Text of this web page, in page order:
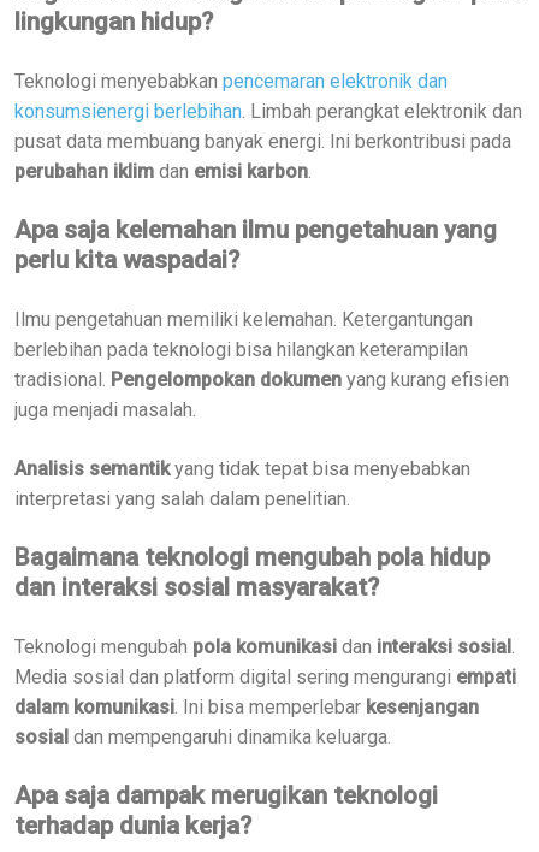
lingkungan hidup?
Teknologi menyebabkan pencemaran elektronik dan
konsumsienergi berlebihan . Limbah perangkat elektronik dan
pusat data membuang banyak energi. Ini berkontribusi pada
perubahan iklim dan emisi karbon
Apa saja kelemahan ilmu pengetahuan yang
perlu kita waspadai?
Ilmu pengetahuan memiliki kelemahan. Ketergantungan
berlebihan pada teknologi bisa hilangkan keterampilan
tradisional. Pengelompokan dokumen yang kurang efisien
juga menjadi masalah.
Analisis semantikyang tidak tepat bisa menyebabkan
interpretasi yang salah dalam penelitian.
Bagaimana teknologi mengubah pola hidup
dan interaksi sosial masyarakat?
Teknologi mengubah pola komunikasi dan interaksi sosial
Media sosial dan platform digital sering mengurangi empati
dalam komunikasi . Ini bisa memperlebar kesenjangan
sosial dan mempengaruhi dinamika keluarga.
Apa saja dampak merugikan teknologi
terhadap dunia kerja?